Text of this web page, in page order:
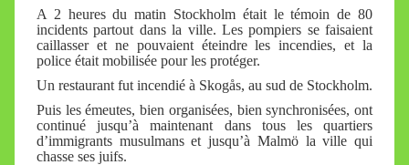
A 2 heures du matin Stockholm était le témoin de 80
incidents partout dans la ville. Les pompiers se faisaient
caillasser et ne pouvaient éteindre les incendies, et la
police était mobilisée pour les protéger.
Un restaurant fut incendié à Skogås, au sud de Stockholm.
Puis les émeutes, bien organisées, bien synchronisées, ont
continué jusqu’à maintenant dans tous les quartiers
d’immigrants musulmans et jusqu’à Malmö la ville qui
chasse ses juifs.